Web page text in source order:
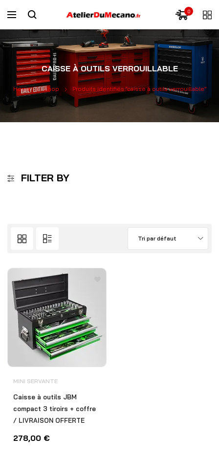
0
CAISSE À OUTILS VERROUILLABLE
Home Shop Produits identifiés “caisse à outils verrouillable”
FILTER BY
Tri par défaut
MINI SERVANTE
Caisse à outils JBM
compact 3 tiroirs + coffre
/ LIVRAISON OFFERTE
278,00 €